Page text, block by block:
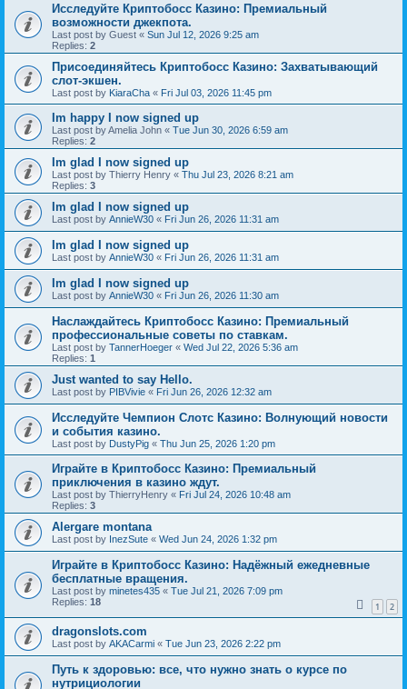
Исследуйте Криптобосс Казино: Премиальный
возможности джекпота.
Last post by Guest « Sun Jul 12, 2026 9:25 am
Replies: 2
Присоединяйтесь Криптобосс Казино: Захватывающий
слот-экшен.
Last post by KiaraCha « Fri Jul 03, 2026 11:45 pm
Im happy I now signed up
Last post byAmelia John « Tue Jun 30, 2026 6:59 am
Replies: 2
Im glad I now signed up
Last post by Thierry Henry « Thu Jul 23, 2026 8:21 am
Replies: 3
Im glad I now signed up
Last post by AnnieW30 « Fri Jun 26, 2026 11:31 am
Im glad I now signed up
Last post by AnnieW30 « Fri Jun 26, 2026 11:31 am
Im glad I now signed up
Last post by AnnieW30 « Fri Jun 26, 2026 11:30 am
Наслаждайтесь Криптобосс Казино: Премиальный
профессиональные советы по ставкам.
Last post by TannerHoeger « Wed Jul 22, 2026 5:36 am
Replies: 1
Just wanted to say Hello.
Last post by PIBVivie « Fri Jun 26, 2026 12:32 am
Исследуйте Чемпион Слотс Казино: Волнующий новости
и события казино.
Last post by DustyPig « Thu Jun 25, 2026 1:20 pm
Играйте в Криптобосс Казино: Премиальный
приключения в казино ждут.
Last post by ThierryHenry « Fri Jul 24, 2026 10:48 am
Replies: 3
Alergare montana
Last post by InezSute « Wed Jun 24, 2026 1:32 pm
Играйте в Криптобосс Казино: Надёжный ежедневные
бесплатные вращения.
Last post by minetes435 « Tue Jul 21, 2026 7:09 pm
Replies: 18 1 2
dragonslots.com
Last post by AKACarmi « Tue Jun 23, 2026 2:22 pm
Путь к здоровью: все, что нужно знать о курсе по
нутрициологии